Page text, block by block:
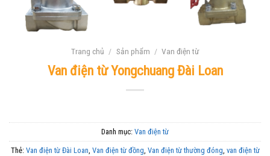
Trang chủ / Sản phẩm / Van điện từ
Van điện từ Yongchuang Đài Loan
Danh mục: Van điện từ
Thẻ: Van điện từ Đài Loan, Van điện từ đồng, Van điện từ thường đóng, van điện từ